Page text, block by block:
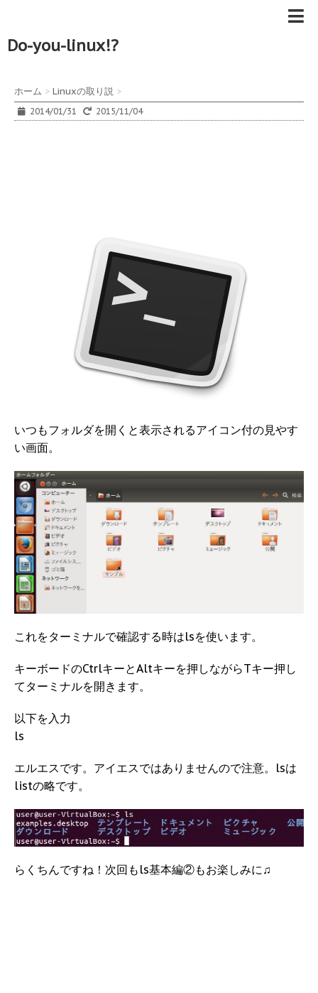
Do-you-linux!?
ホーム > Linuxの取り説 >
2014/01/31 2015/11/04
いつもフォルダを開くと表示されるアイコン付の見やす
い画面。
これをターミナルで確認する時はlsを使います。
キーボードのCtrlキーとAltキーを押しながらTキー押し
てターミナルを開きます。
以下を入力
ls
エルエスです。アイエスではありませんので注意。lsは
listの略です。
らくちんですね！次回もls基本編②もお楽しみに♫